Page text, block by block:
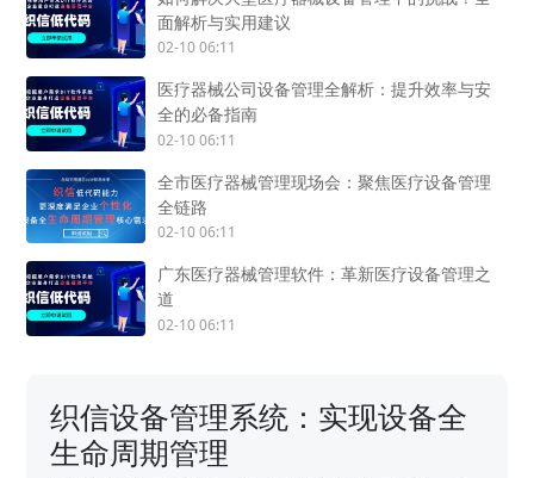
面解析与实用建议
02-10 06:11
医疗器械公司设备管理全解析：提升效率与安
全的必备指南
02-10 06:11
全市医疗器械管理现场会：聚焦医疗设备管理
全链路
02-10 06:11
广东医疗器械管理软件：革新医疗设备管理之
道
02-10 06:11
织信设备管理系统：实现设备全
生命周期管理